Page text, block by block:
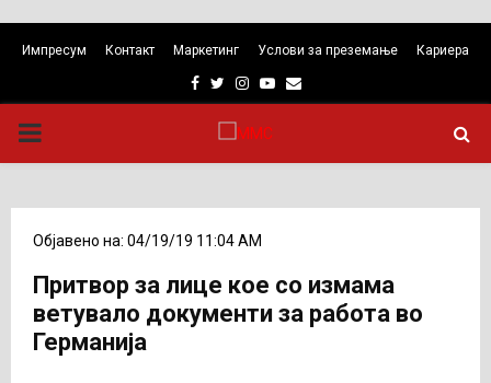
Импресум Контакт Маркетинг Услови за преземање Кариера
Facebook
TwitterInstagram
Youtube
Email
PRIMARY
Објавено на: 04/19/19 11:04 AM
Притвор за лице кое со измама
ветувало документи за работа во
Германија